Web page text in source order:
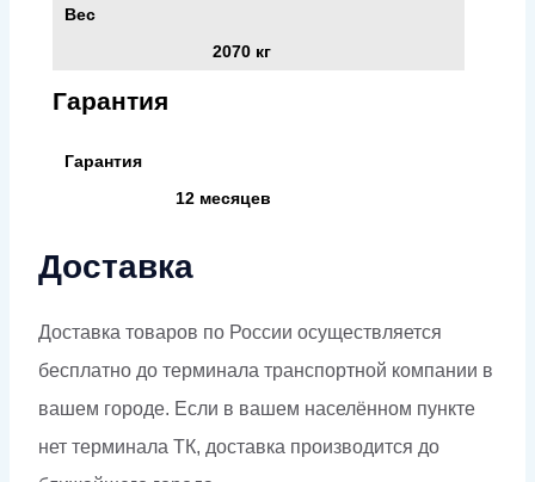
Вес
2070 кг
Гарантия
Гарантия
12 месяцев
Доставка
Доставка товаров по России осуществляется
бесплатно до терминала транспортной компании в
вашем городе. Если в вашем населённом пункте
нет терминала ТК, доставка производится до